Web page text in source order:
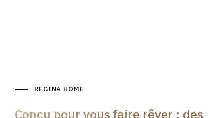
REGINA HOME
Conçu pour vous faire rêver : des